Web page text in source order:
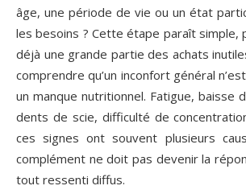
âge, une période de vie ou un état
les besoins ? Cette étape paraît simple,
déjà une grande partie des achats
comprendre qu’un inconfort général
un manque nutritionnel. Fatigue, baisse
dents de scie, difficulté de
ces signes ont souvent plusieurs
complément ne doit pas devenir la
tout ressenti diffus.